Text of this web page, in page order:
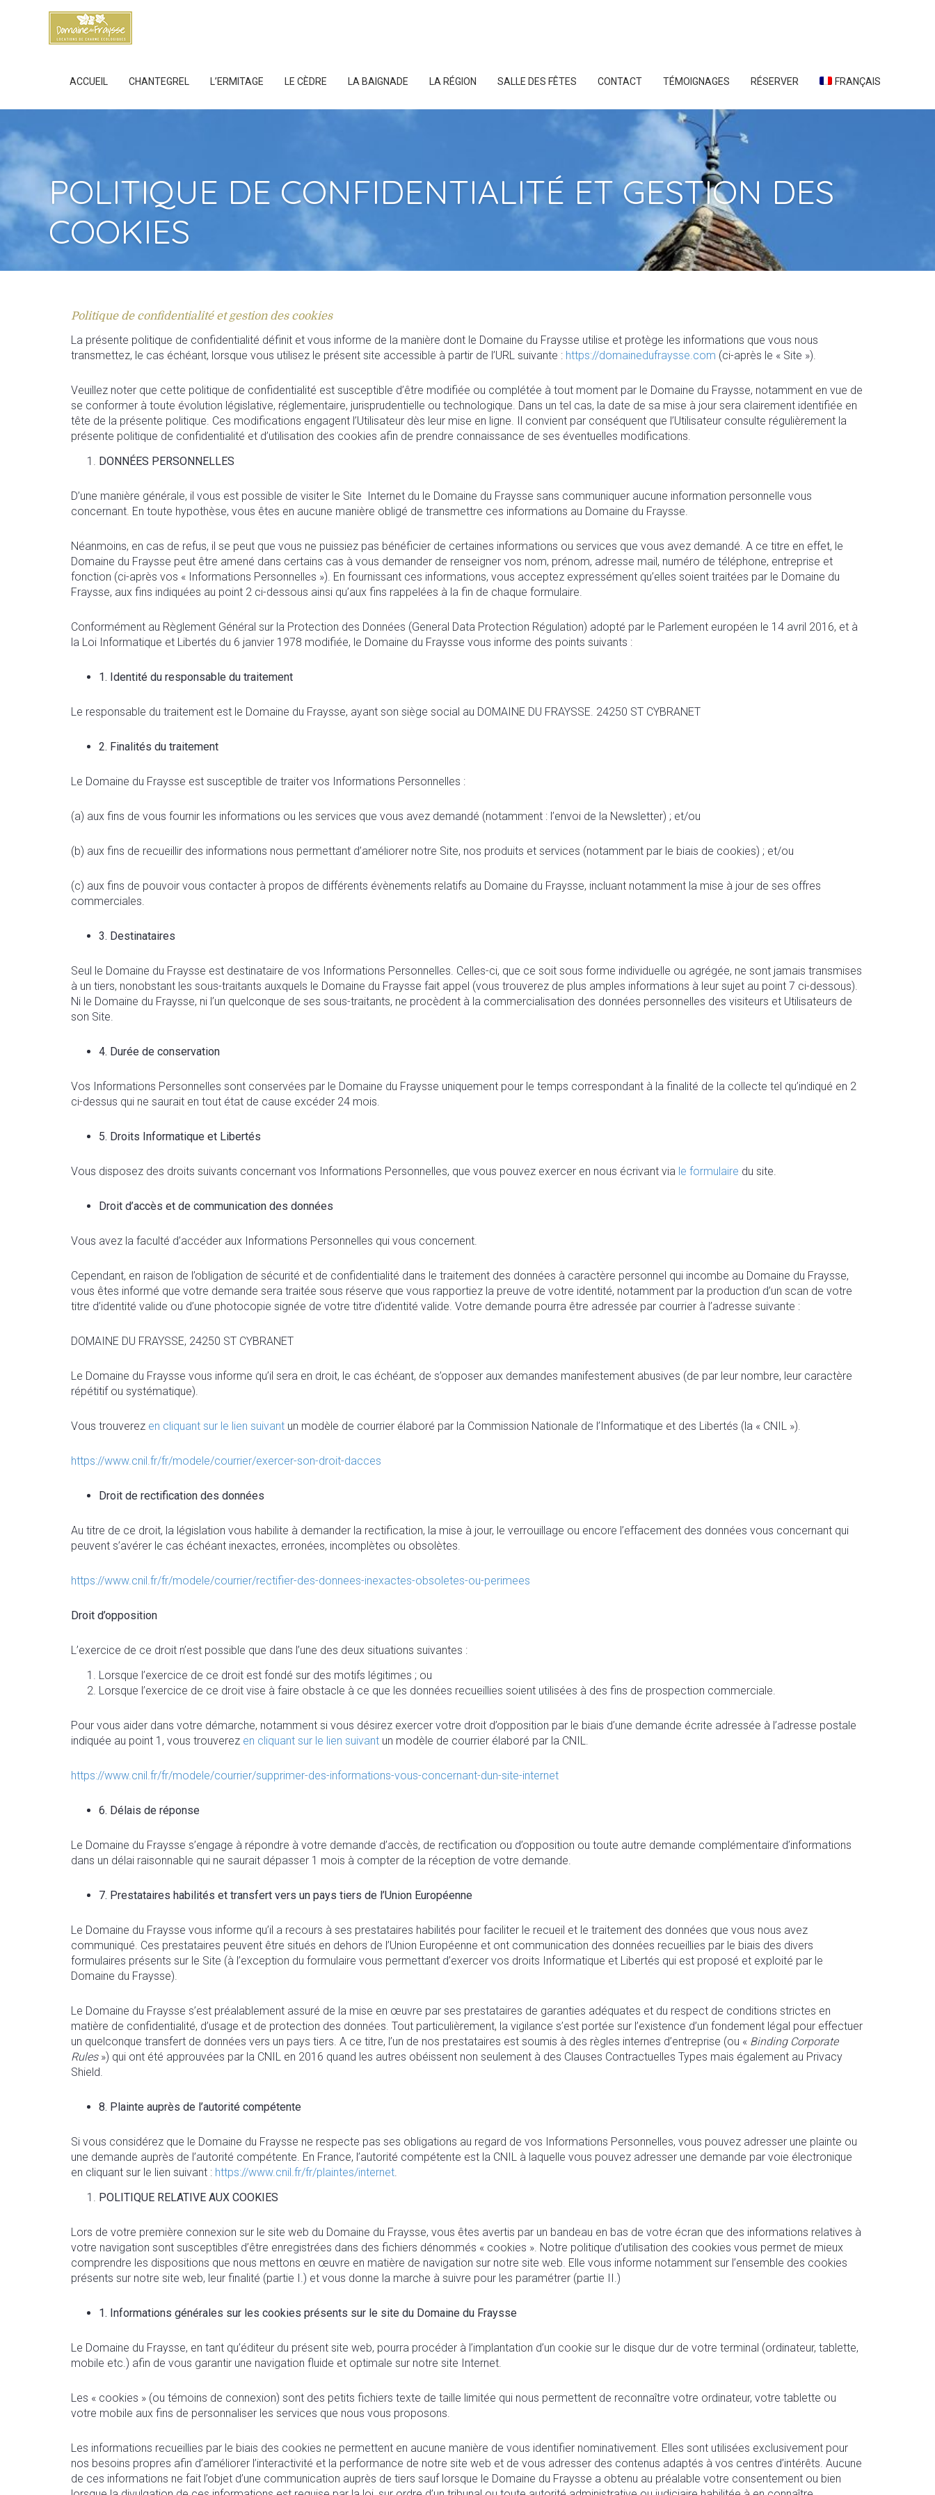
ACCUEIL CHANTEGREL L’ERMITAGE LE CÈDRE LA BAIGNADE LA RÉGION SALLE DES FÊTES CONTACT TÉMOIGNAGES RÉSERVER FRANÇAIS
POLITIQUE DE CONFIDENTIALITÉ ET GESTION DES
COOKIES
Politique de confidentialité et gestion des cookies
La présente politique de confidentialité définit et vous informe de la manière dont le Domaine du Fraysse utilise et protège les informations que vous nous
transmettez, le cas échéant, lorsque vous utilisez le présent site accessible à partir de l’URL suivante : https://domainedufraysse.com (ci-après le « Site »).
Veuillez noter que cette politique de confidentialité est susceptible d’être modifiée ou complétée à tout moment par le Domaine du Fraysse, notamment en vue de
se conformer à toute évolution législative, réglementaire, jurisprudentielle ou technologique. Dans un tel cas, la date de sa mise à jour sera clairement identifiée en
tête de la présente politique. Ces modifications engagent l’Utilisateur dès leur mise en ligne. Il convient par conséquent que l’Utilisateur consulte régulièrement la
présente politique de confidentialité et d’utilisation des cookies afin de prendre connaissance de ses éventuelles modifications.
DONNÉES PERSONNELLES
D’une manière générale, il vous est possible de visiter le Site Internet du le Domaine du Fraysse sans communiquer aucune information personnelle vous
concernant. En toute hypothèse, vous êtes en aucune manière obligé de transmettre ces informations au Domaine du Fraysse.
Néanmoins, en cas de refus, il se peut que vous ne puissiez pas bénéficier de certaines informations ou services que vous avez demandé. A ce titre en effet, le
Domaine du Fraysse peut être amené dans certains cas à vous demander de renseigner vos nom, prénom, adresse mail, numéro de téléphone, entreprise et
fonction (ci-après vos « Informations Personnelles »). En fournissant ces informations, vous acceptez expressément qu’elles soient traitées par le Domaine du
Fraysse, aux fins indiquées au point 2 ci-dessous ainsi qu’aux fins rappelées à la fin de chaque formulaire.
Conformément au Règlement Général sur la Protection des Données (General Data Protection Régulation) adopté par le Parlement européen le 14 avril 2016, et à
la Loi Informatique et Libertés du 6 janvier 1978 modifiée, le Domaine du Fraysse vous informe des points suivants :
1. Identité du responsable du traitement
Le responsable du traitement est le Domaine du Fraysse, ayant son siège social au DOMAINE DU FRAYSSE. 24250 ST CYBRANET
2. Finalités du traitement
Le Domaine du Fraysse est susceptible de traiter vos Informations Personnelles :
(a) aux fins de vous fournir les informations ou les services que vous avez demandé (notamment : l’envoi de la Newsletter) ; et/ou
(b) aux fins de recueillir des informations nous permettant d’améliorer notre Site, nos produits et services (notamment par le biais de cookies) ; et/ou
(c) aux fins de pouvoir vous contacter à propos de différents évènements relatifs au Domaine du Fraysse, incluant notamment la mise à jour de ses offres
commerciales.
3. Destinataires
Seul le Domaine du Fraysse est destinataire de vos Informations Personnelles. Celles-ci, que ce soit sous forme individuelle ou agrégée, ne sont jamais transmises
à un tiers, nonobstant les sous-traitants auxquels le Domaine du Fraysse fait appel (vous trouverez de plus amples informations à leur sujet au point 7 ci-dessous).
Ni le Domaine du Fraysse, ni l’un quelconque de ses sous-traitants, ne procèdent à la commercialisation des données personnelles des visiteurs et Utilisateurs de
son Site.
4. Durée de conservation
Vos Informations Personnelles sont conservées par le Domaine du Fraysse uniquement pour le temps correspondant à la finalité de la collecte tel qu’indiqué en 2
ci-dessus qui ne saurait en tout état de cause excéder 24 mois.
5. Droits Informatique et Libertés
Vous disposez des droits suivants concernant vos Informations Personnelles, que vous pouvez exercer en nous écrivant via le formulaire du site.
Droit d’accès et de communication des données
Vous avez la faculté d’accéder aux Informations Personnelles qui vous concernent.
Cependant, en raison de l’obligation de sécurité et de confidentialité dans le traitement des données à caractère personnel qui incombe au Domaine du Fraysse,
vous êtes informé que votre demande sera traitée sous réserve que vous rapportiez la preuve de votre identité, notamment par la production d’un scan de votre
titre d’identité valide ou d’une photocopie signée de votre titre d’identité valide. Votre demande pourra être adressée par courrier à l’adresse suivante :
DOMAINE DU FRAYSSE, 24250 ST CYBRANET
Le Domaine du Fraysse vous informe qu’il sera en droit, le cas échéant, de s’opposer aux demandes manifestement abusives (de par leur nombre, leur caractère
répétitif ou systématique).
Vous trouverez en cliquant sur le lien suivant un modèle de courrier élaboré par la Commission Nationale de l’Informatique et des Libertés (la « CNIL »).
https://www.cnil.fr/fr/modele/courrier/exercer-son-droit-dacces
Droit de rectification des données
Au titre de ce droit, la législation vous habilite à demander la rectification, la mise à jour, le verrouillage ou encore l’effacement des données vous concernant qui
peuvent s’avérer le cas échéant inexactes, erronées, incomplètes ou obsolètes.
https://www.cnil.fr/fr/modele/courrier/rectifier-des-donnees-inexactes-obsoletes-ou-perimees
Droit d’opposition
L’exercice de ce droit n’est possible que dans l’une des deux situations suivantes :
Lorsque l’exercice de ce droit est fondé sur des motifs légitimes ; ou
Lorsque l’exercice de ce droit vise à faire obstacle à ce que les données recueillies soient utilisées à des fins de prospection commerciale.
Pour vous aider dans votre démarche, notamment si vous désirez exercer votre droit d’opposition par le biais d’une demande écrite adressée à l’adresse postale
indiquée au point 1, vous trouverez en cliquant sur le lien suivant un modèle de courrier élaboré par la CNIL.
https://www.cnil.fr/fr/modele/courrier/supprimer-des-informations-vous-concernant-dun-site-internet
6. Délais de réponse
Le Domaine du Fraysse s’engage à répondre à votre demande d’accès, de rectification ou d’opposition ou toute autre demande complémentaire d’informations
dans un délai raisonnable qui ne saurait dépasser 1 mois à compter de la réception de votre demande.
7. Prestataires habilités et transfert vers un pays tiers de l’Union Européenne
Le Domaine du Fraysse vous informe qu’il a recours à ses prestataires habilités pour faciliter le recueil et le traitement des données que vous nous avez
communiqué. Ces prestataires peuvent être situés en dehors de l’Union Européenne et ont communication des données recueillies par le biais des divers
formulaires présents sur le Site (à l’exception du formulaire vous permettant d’exercer vos droits Informatique et Libertés qui est proposé et exploité par le
Domaine du Fraysse).
Le Domaine du Fraysse s’est préalablement assuré de la mise en œuvre par ses prestataires de garanties adéquates et du respect de conditions strictes en
matière de confidentialité, d’usage et de protection des données. Tout particulièrement, la vigilance s’est portée sur l’existence d’un fondement légal pour effectuer
un quelconque transfert de données vers un pays tiers. A ce titre, l’un de nos prestataires est soumis à des règles internes d’entreprise (ou « Binding Corporate
Rules») qui ont été approuvées par la CNIL en 2016 quand les autres obéissent non seulement à des Clauses Contractuelles Types mais également au Privacy
Shield.
8. Plainte auprès de l’autorité compétente
Si vous considérez que le Domaine du Fraysse ne respecte pas ses obligations au regard de vos Informations Personnelles, vous pouvez adresser une plainte ou
une demande auprès de l’autorité compétente. En France, l’autorité compétente est la CNIL à laquelle vous pouvez adresser une demande par voie électronique
en cliquant sur le lien suivant : https://www.cnil.fr/fr/plaintes/internet.
POLITIQUE RELATIVE AUX COOKIES
Lors de votre première connexion sur le site web du Domaine du Fraysse, vous êtes avertis par un bandeau en bas de votre écran que des informations relatives à
votre navigation sont susceptibles d’être enregistrées dans des fichiers dénommés « cookies ». Notre politique d’utilisation des cookies vous permet de mieux
comprendre les dispositions que nous mettons en œuvre en matière de navigation sur notre site web. Elle vous informe notamment sur l’ensemble des cookies
présents sur notre site web, leur finalité (partie I.) et vous donne la marche à suivre pour les paramétrer (partie II.)
1. Informations générales sur les cookies présents sur le site du Domaine du Fraysse
Le Domaine du Fraysse, en tant qu’éditeur du présent site web, pourra procéder à l’implantation d’un cookie sur le disque dur de votre terminal (ordinateur, tablette,
mobile etc.) afin de vous garantir une navigation fluide et optimale sur notre site Internet.
Les « cookies » (ou témoins de connexion) sont des petits fichiers texte de taille limitée qui nous permettent de reconnaître votre ordinateur, votre tablette ou
votre mobile aux fins de personnaliser les services que nous vous proposons.
Les informations recueillies par le biais des cookies ne permettent en aucune manière de vous identifier nominativement. Elles sont utilisées exclusivement pour
nos besoins propres afin d’améliorer l’interactivité et la performance de notre site web et de vous adresser des contenus adaptés à vos centres d’intérêts. Aucune
de ces informations ne fait l’objet d’une communication auprès de tiers sauf lorsque le Domaine du Fraysse a obtenu au préalable votre consentement ou bien